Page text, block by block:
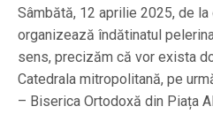
Sâmbătă, 12 aprilie 2025, de
organizează îndătinatul
sens, precizăm că vor exista
Catedrala mitropolitană, pe
– Biserica Ortodoxă din Piața